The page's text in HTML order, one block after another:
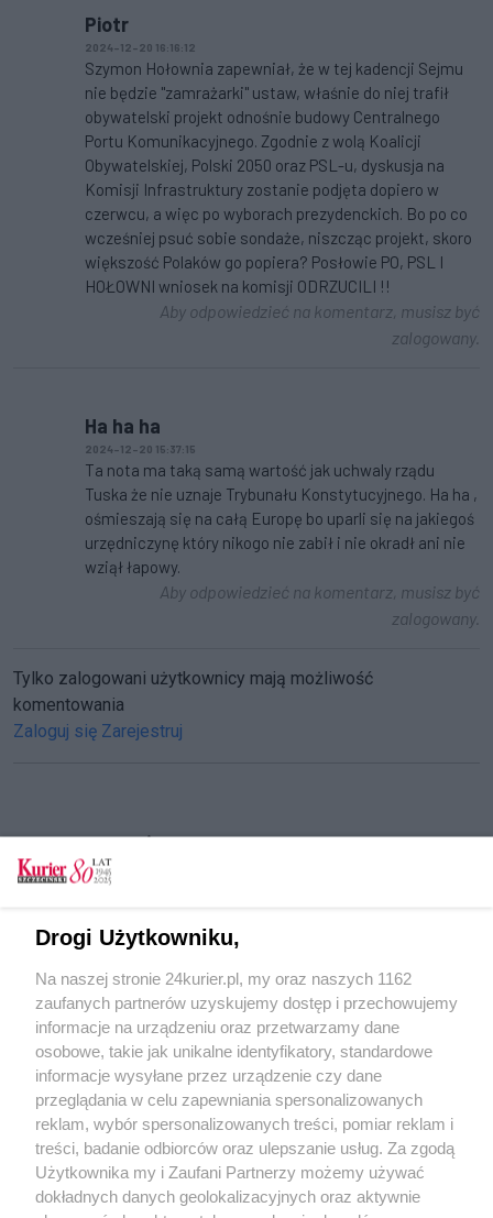
Piotr
2024-12-20 16:16:12
Szymon Hołownia zapewniał, że w tej kadencji Sejmu
nie będzie "zamrażarki" ustaw, właśnie do niej trafił
obywatelski projekt odnośnie budowy Centralnego
Portu Komunikacyjnego. Zgodnie z wolą Koalicji
Obywatelskiej, Polski 2050 oraz PSL-u, dyskusja na
Komisji Infrastruktury zostanie podjęta dopiero w
czerwcu, a więc po wyborach prezydenckich. Bo po co
wcześniej psuć sobie sondaże, niszcząc projekt, skoro
większość Polaków go popiera? Posłowie PO, PSL I
HOŁOWNI wniosek na komisji ODRZUCILI !!
Aby odpowiedzieć na komentarz, musisz być
zalogowany.
Ha ha ha
2024-12-20 15:37:15
Ta nota ma taką samą wartość jak uchwaly rządu
Tuska że nie uznaje Trybunału Konstytucyjnego. Ha ha ,
ośmieszają się na całą Europę bo uparli się na jakiegoś
urzędniczynę który nikogo nie zabił i nie okradł ani nie
wziął łapowy.
Aby odpowiedzieć na komentarz, musisz być
zalogowany.
Tylko zalogowani użytkownicy mają możliwość
komentowania
Zaloguj się Zarejestruj
Węgierski rząd udzielił azylu politycznego
Szczecin pamięta o rewolucji Węgrów
Nadzieja i dramat. Węgry 1956 w Centrum
Dialogu "Przełomy"
POGODA
28℃
Zobacz prognozę na 3 dni
Drogi Użytkowniku,
Na naszej stronie 24kurier.pl, my oraz naszych 1162
zaufanych partnerów uzyskujemy dostęp i przechowujemy
informacje na urządzeniu oraz przetwarzamy dane
osobowe, takie jak unikalne identyfikatory, standardowe
informacje wysyłane przez urządzenie czy dane
przeglądania w celu zapewniania spersonalizowanych
reklam, wybór spersonalizowanych treści, pomiar reklam i
treści, badanie odbiorców oraz ulepszanie usług. Za zgodą
Użytkownika my i Zaufani Partnerzy możemy używać
dokładnych danych geolokalizacyjnych oraz aktywnie